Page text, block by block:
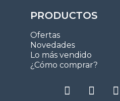
PRODUCTOS
Ofertas
Novedades
Lo más vendido
¿Cómo comprar?